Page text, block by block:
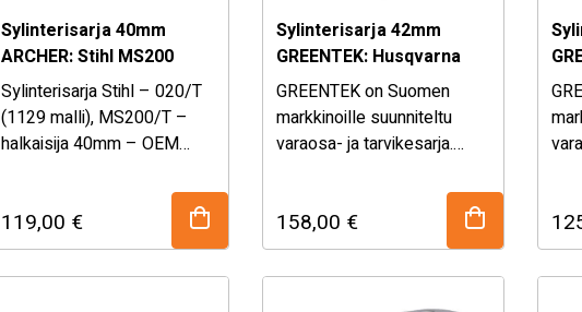
Sylinterisarja 40mm
ARCHER: Stihl MS200
Sylinterisarja Stihl – 020/T
(1129 malli), MS200/T –
halkaisija 40mm – OEM
1201tHUOM! ei sovellu
020AV (1149) malliin
119,00 €
Sylinterisarja 42mm
GREENTEK: Husqvarna
242
GREENTEK on Suomen
markkinoille suunniteltu
varaosa- ja tarvikesarja.
kohtuullisen hintaiset
varaosat ja tarvikkeet
puutarha koneisiin ja
158,00 €